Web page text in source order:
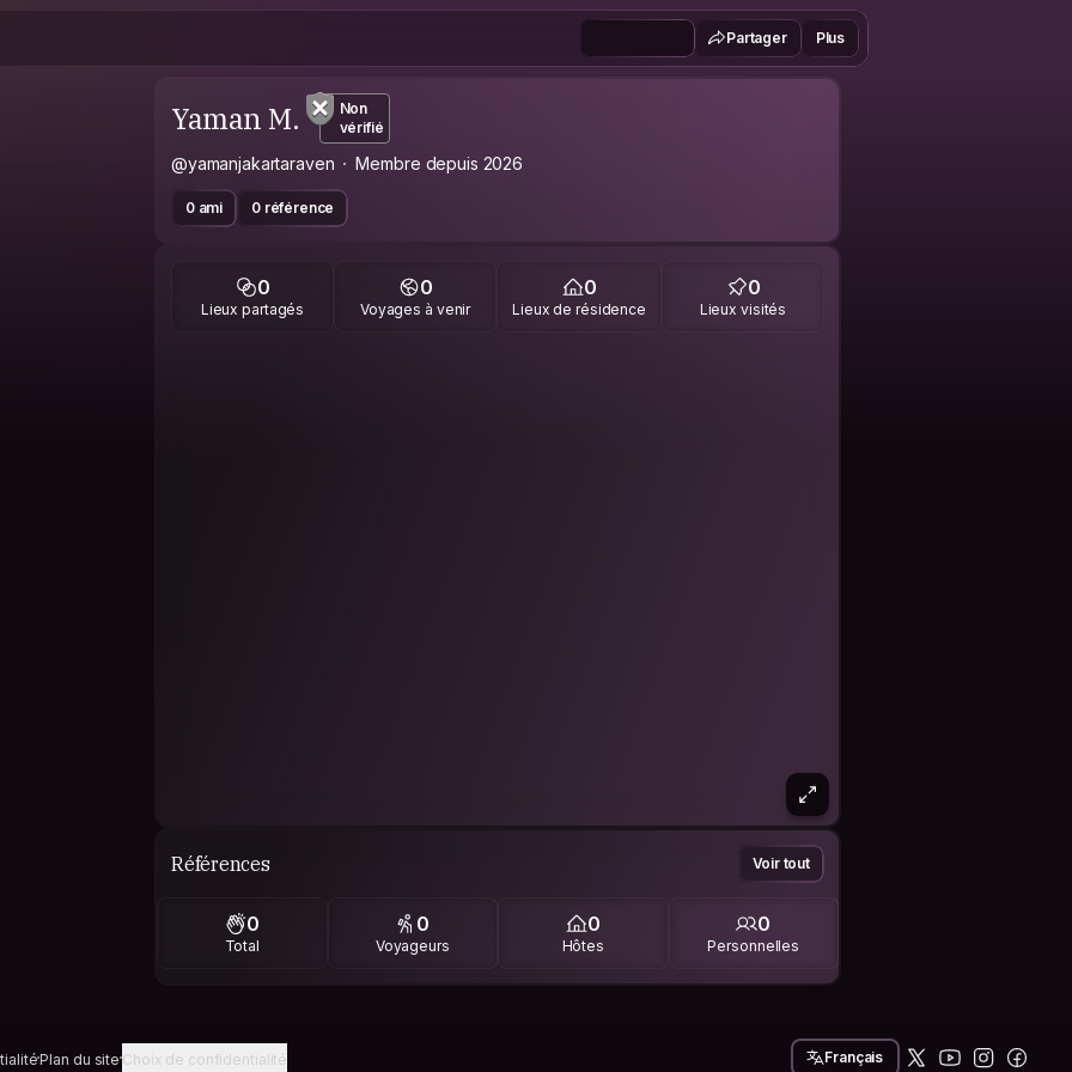
Partager Plus
Yaman M.
Non
vérifié
@yamanjakartaraven Membre depuis 2026
0 ami 0 référence
0
Lieux partagés
0
Voyages à venir
0
Lieux de résidence
0
Lieux visités
Références Voir tout
0
Total
0
Voyageurs
0
Hôtes
0
Personnelles
Plan du siteChoix de confidentialité Français